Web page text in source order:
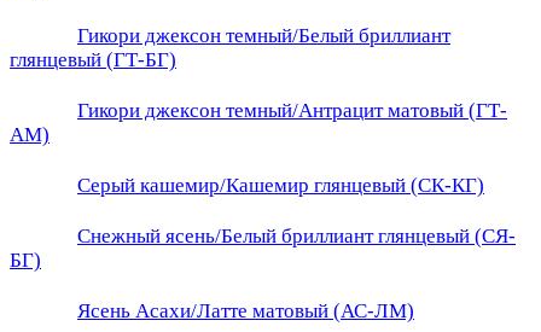
Гикори джексон темный/Белый бриллиант
глянцевый (ГТ-БГ)
Гикори джексон темный/Антрацит матовый (ГТ-
АМ)
Серый кашемир/Кашемир глянцевый (СК-КГ)
Снежный ясень/Белый бриллиант глянцевый (СЯ-
БГ)
Ясень Асахи/Латте матовый (АС-ЛМ)